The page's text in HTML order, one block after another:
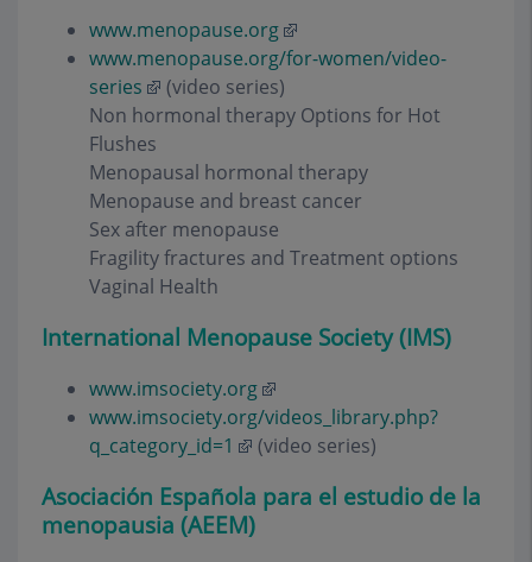
www.menopause.org
www.menopause.org/for-women/video-
series
(video series)
Non hormonal therapy Options for Hot
Flushes
Menopausal hormonal therapy
Menopause and breast cancer
Sex after menopause
Fragility fractures and Treatment options
Vaginal Health
International Menopause Society (IMS)
www.imsociety.org
www.imsociety.org/videos_library.php?
q_category_id=1
(video series)
Asociación Española para el estudio de la
menopausia (AEEM)